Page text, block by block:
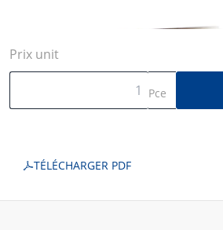
Prix unit
Pce
TÉLÉCHARGER PDF